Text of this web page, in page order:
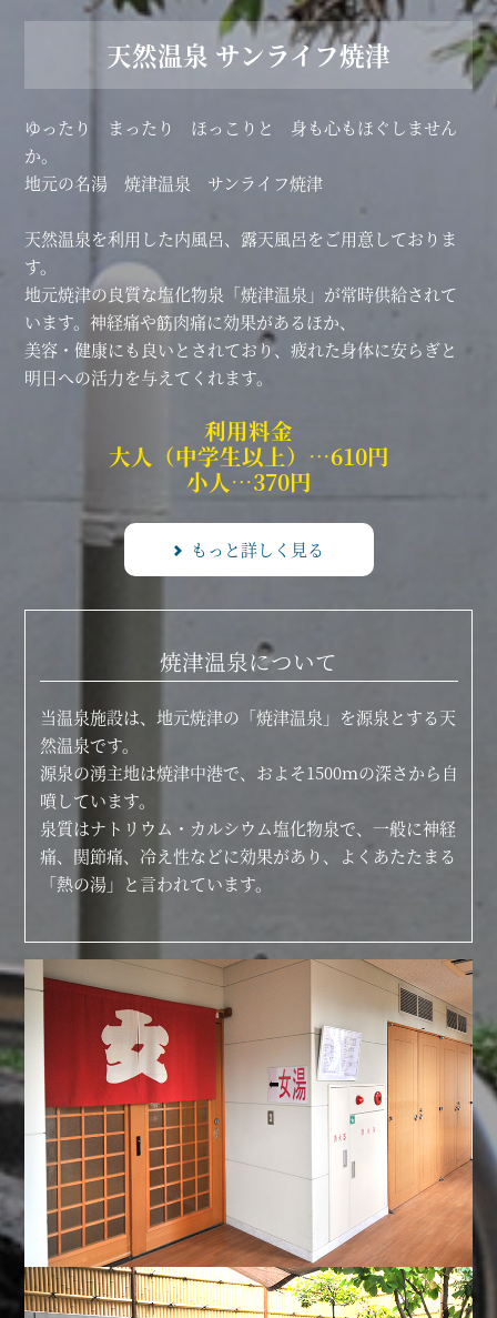
天然温泉 サンライフ焼津
ゆったり まったり ほっこりと 身も心もほぐしません
か。
地元の名湯 焼津温泉 サンライフ焼津
天然温泉を利用した内風呂、露天風呂をご用意しておりま
す。
地元焼津の良質な塩化物泉「焼津温泉」が常時供給されて
います。神経痛や筋肉痛に効果があるほか、
美容・健康にも良いとされており、疲れた身体に安らぎと
明日への活力を与えてくれます。
利用料金
大人（中学生以上）…610円
小人…370円
もっと詳しく見る
焼津温泉について
当温泉施設は、地元焼津の「焼津温泉」を源泉とする天
然温泉です。
源泉の湧主地は焼津中港で、およそ1500ｍの深さから自
噴しています。
泉質はナトリウム・カルシウム塩化物泉で、一般に神経
痛、関節痛、冷え性などに効果があり、よくあたたまる
「熱の湯」と言われています。